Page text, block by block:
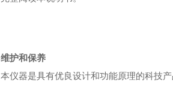
维护和保养
本仪器是具有优良设计和功能原理的科技